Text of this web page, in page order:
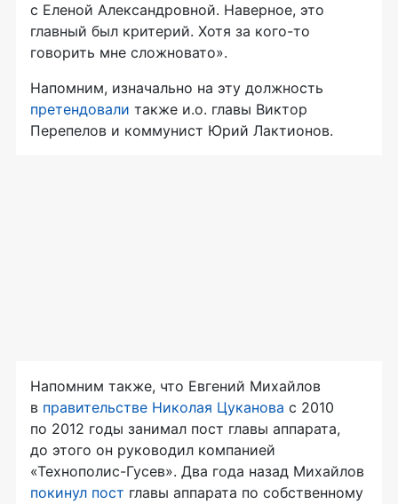
с Еленой Александровной. Наверное, это
главный был критерий. Хотя за кого-то
говорить мне сложновато».
Напомним, изначально на эту должность
претендовали также и.о. главы Виктор
Перепелов и коммунист Юрий Лактионов.
Напомним также, что Евгений Михайлов
в правительстве Николая Цуканова с 2010
по 2012 годы занимал пост главы аппарата,
до этого он руководил компанией
«Технополис-Гусев». Два года назад Михайлов
покинул пост главы аппарата по собственному